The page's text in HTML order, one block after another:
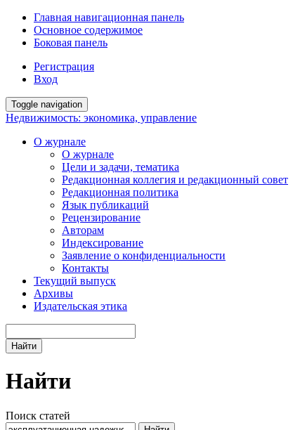
Главная навигационная панель
Основное содержимое
Боковая панель
Регистрация
Вход
Toggle navigation
Недвижимость: экономика, управление
О журнале
О журнале
Цели и задачи, тематика
Редакционная коллегия и редакционный совет
Редакционная политика
Язык публикаций
Рецензирование
Авторам
Индексирование
Заявление о конфиденциальности
Контакты
Текущий выпуск
Архивы
Издательская этика
Найти
Найти
Поиск статей